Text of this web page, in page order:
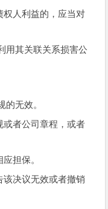
人利益的，应当对
其关联关系损害公
无效。
者公司章程，或者
担保。
决议无效或者撤销